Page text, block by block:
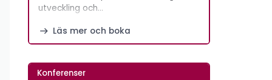
utveckling och…
Läs mer och boka
Konferenser